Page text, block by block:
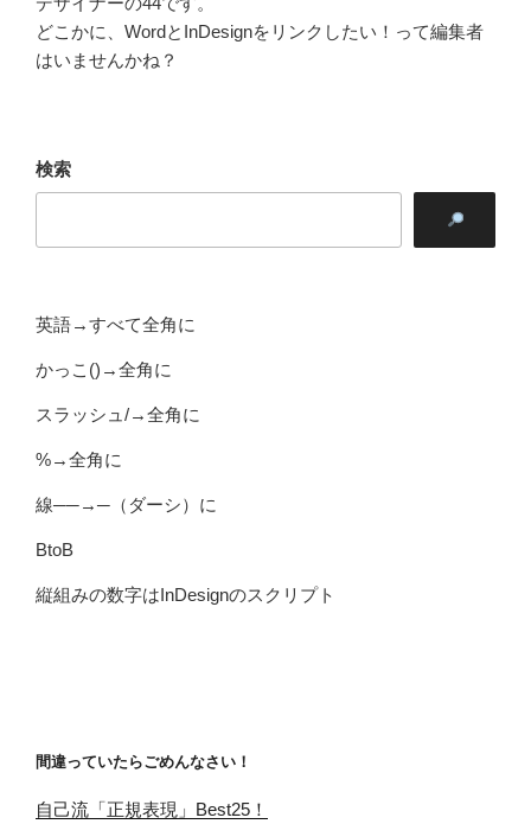
どこかに、WordとInDesignをリンクしたい！って編集者
はいませんかね？
検索
英語→すべて全角に
かっこ()→全角に
スラッシュ/→全角に
%→全角に
線──→─（ダーシ）に
BtoB
縦組みの数字はInDesignのスクリプト
間違っていたらごめんなさい！
自己流「正規表現」Best25！